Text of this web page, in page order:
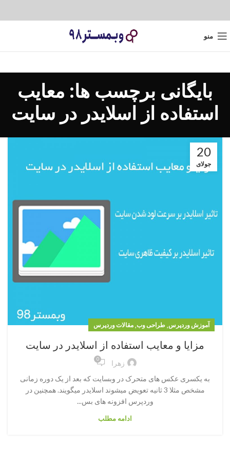
منو
بایگانی برچسب ها: معایب
استفاده از اسلایدر در سایت
20
جولای
آموزش وردپرس, طراحی وب, مقالات وردپرس
مزایا و معایب استفاده از اسلایدر در سایت
زهرا 0
به یکسری عکس های متحرک در وبسایت که بعد از یک دوره زمانی
مشخص مثلا 3 ثانیه تعویض میشوند اسلایدر میگویند. همچنین در
وردپرس افزونه های بس...
ادامه مطلب